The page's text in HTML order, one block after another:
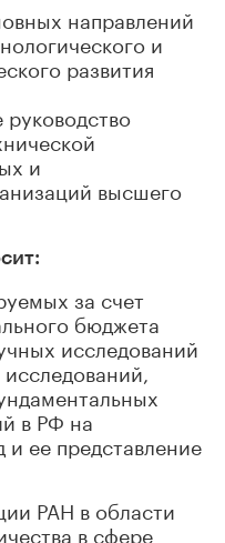
направлений
и
развития
и
высшего
за счет
бюджета
исследований
в РФ на
ее представление
РАН в области
в сфере